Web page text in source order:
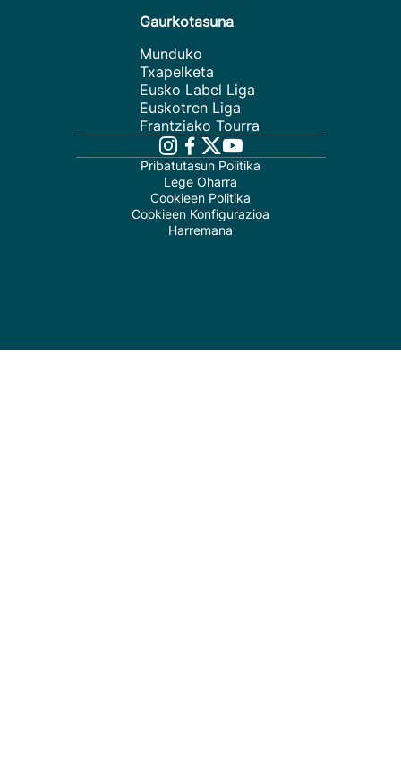
Gaurkotasuna
Munduko
Txapelketa
Eusko Label Liga
Euskotren Liga
Frantziako Tourra
Pribatutasun Politika
Lege Oharra
Cookieen Politika
Cookieen Konfigurazioa
Harremana